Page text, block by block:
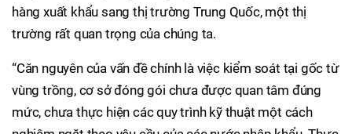
hàng xuất khẩu sang thị trường Trung Quốc, một thị
trường rất quan trọng của chúng ta.
“Căn nguyên của vấn đề chính là việc kiểm soát tại gốc từ
vùng trồng, cơ sở đóng gói chưa được quan tâm đúng
mức, chưa thực hiện các quy trình kỹ thuật một cách